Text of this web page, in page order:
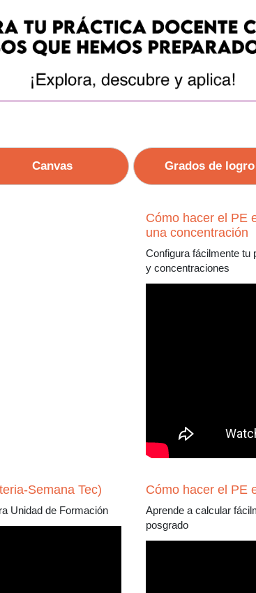
Canvas Grados de logro
Cómo hacer el PE
una concentración
Configura fácilmente tu
y concentraciones
Semana Tec)
Unidad de Formación
Cómo hacer el PE
Aprende a calcular
posgrado